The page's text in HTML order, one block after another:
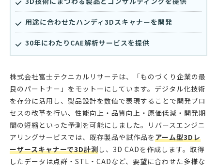
用途に合わせたハンディ3Dスキャナーを開発
30年にわたりCAE解析サービスを提供
株式会社富士テクニカルリサーチは、「ものづくり企業の最
良のパートナー」をモットーにしています。デジタル化技術
を存分に活用し、製品設計を数値で表現することで開発プロ
セスの改革を行い、性能向上・品質向上・原価低減・開発期
間の短縮といった予測を可能にしました。リバースエンジニ
アリングサービスでは、既存製品や試作品をアーム型3Dレ
ーザースキャナーで3D計測し、3D CADを作成します。取得
したデータは点群・STL・CADなど、要望に合わせた多様な